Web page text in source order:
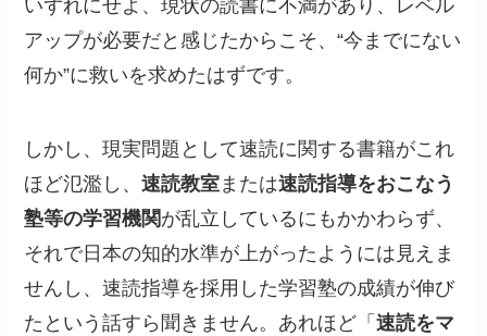
いずれにせよ、現状の読書に不満があり、レベル
アップが必要だと感じたからこそ、“今までにない
何か”に救いを求めたはずです。
しかし、現実問題として速読に関する書籍がこれ
ほど氾濫し、速読教室 または速読指導をおこなう
塾等の学習機関が乱立しているにもかかわらず、
それで日本の知的水準が上がったようには見えま
せんし、速読指導を採用した学習塾の成績が伸び
たという話すら聞きません。あれほど「速読をマ